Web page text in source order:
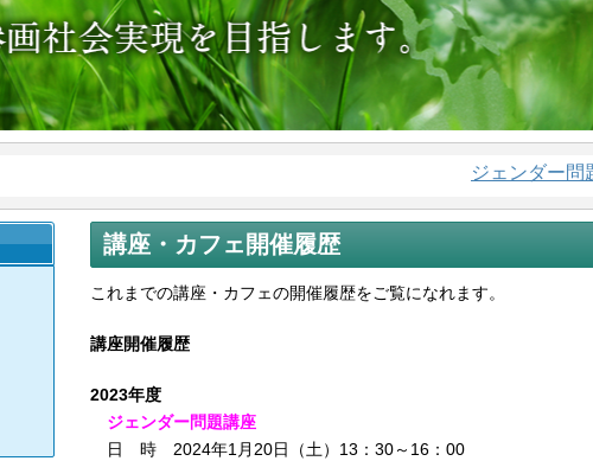
ジェンダー問題に
講座・カフェ開催履歴
これまでの講座・カフェの開催履歴をご覧になれます。
講座開催履歴
2023年度
ジェンダー問題講座
日 時 2024年1月20日（土）13：30～16：00